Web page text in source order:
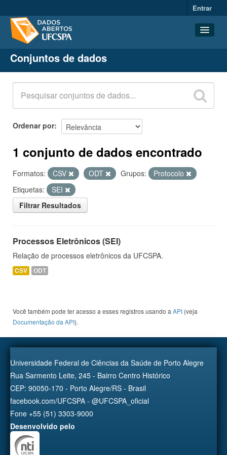
Entrar
Conjuntos de dados
Organizações
Grupos
Sobre
Conjuntos de dados
Ordenar por
1 conjunto de dados encontrado
Formatos: CSV ODT Grupos:
Protocolo
Etiquetas:
SEI
Filtrar Resultados
Processos Eletrônicos (SEI)
Relação de processos eletrônicos da UFCSPA.
CSV ODT
Você também pode ter acesso a esses registros usando a API (veja
Documentação da API).
Universidade Federal de Ciências da Saúde de Porto Alegre
Rua Sarmento Leite, 245 - Bairro Centro Histórico
CEP: 90050-170 - Porto Alegre/RS - Brasil
facebook.com/UFCSPA - @UFCSPA_oficial
Fone +55 (51) 3303-9000
Desenvolvido pelo